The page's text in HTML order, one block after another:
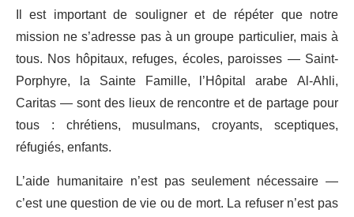
Il est important de souligner et de répéter que notre
mission ne s’adresse pas à un groupe particulier, mais à
tous. Nos hôpitaux, refuges, écoles, paroisses — Saint-
Porphyre, la Sainte Famille, l’Hôpital arabe Al-Ahli,
Caritas — sont des lieux de rencontre et de partage pour
tous : chrétiens, musulmans, croyants, sceptiques,
réfugiés, enfants.
L’aide humanitaire n’est pas seulement nécessaire —
c’est une question de vie ou de mort. La refuser n’est pas